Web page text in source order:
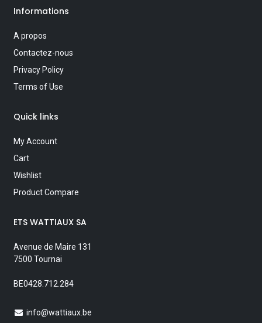
Informations
A propos
Contactez-nous
Privacy Policy
Terms of Use
Quick links
My Account
Cart
Wishlist
Product Compare
ETS WATTIAUX SA
Avenue de Maire 131
7500 Tournai
BE0428.712.284
info@wattiaux.be